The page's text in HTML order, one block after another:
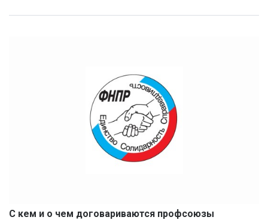
С кем и о чем договариваются профсоюзы